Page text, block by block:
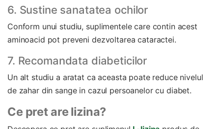
6. Sustine sanatatea ochilor
Conform unui studiu, suplimentele care contin acest
aminoacid pot preveni dezvoltarea cataractei.
7. Recomandata diabeticilor
Un alt studiu a aratat ca aceasta poate reduce nivelul
de zahar din sange in cazul persoanelor cu diabet.
Ce pret are lizina?